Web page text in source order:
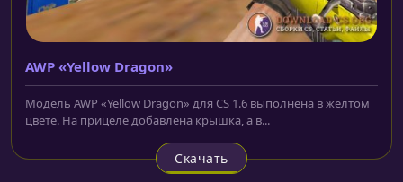
AWP «Yellow Dragon»
Модель AWP «Yellow Dragon» для CS 1.6 выполнена в жёлтом
цвете. На прицеле добавлена крышка, а в...
Скачать